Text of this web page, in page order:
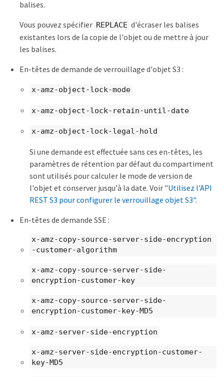
balises.
Vous pouvez spécifier REPLACE d'écraser les balises
existantes lors de la copie de l'objet ou de mettre à jour
les balises.
En-têtes de demande de verrouillage d'objet S3 :
x-amz-object-lock-mode
x-amz-object-lock-retain-until-date
x-amz-object-lock-legal-hold
Si une demande est effectuée sans ces en-têtes, les
paramètres de rétention par défaut du compartiment
sont utilisés pour calculer le mode de version de
l'objet et conserver jusqu'à la date. Voir "Utilisez l'API
REST S3 pour configurer le verrouillage objet S3".
En-têtes de demande SSE :
x-amz-copy-source​-server-side​-encryption​
-customer-algorithm
x-amz-copy-source​-server-side-
encryption-customer-key
x-amz-copy-source​-server-side-
encryption-customer-key-MD5
x-amz-server-side-encryption
x-amz-server-side-encryption-customer-
key-MD5